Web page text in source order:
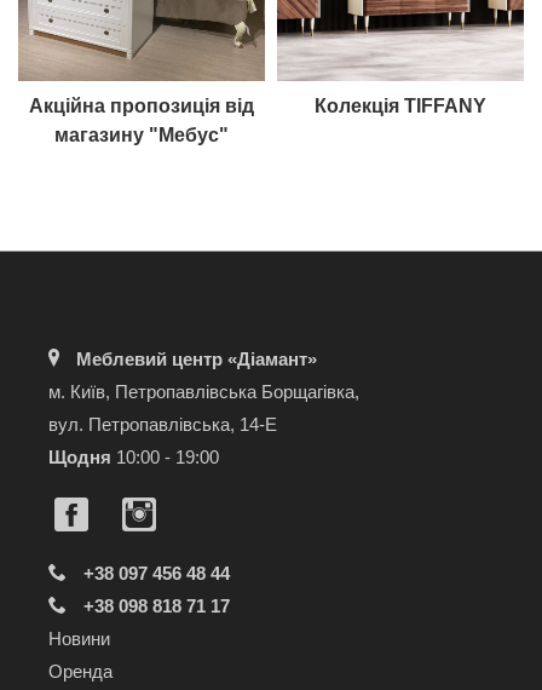
Акційна пропозиція від
магазину "Мебус"
Колекція TIFFANY
Меблевий центр «Діамант»
м. Київ, Петропавлівська Борщагівка,
вул. Петропавлівська, 14-Е
Щодня 10:00 - 19:00
+38 097 456 48 44
+38 098 818 71 17
Новини
Оренда